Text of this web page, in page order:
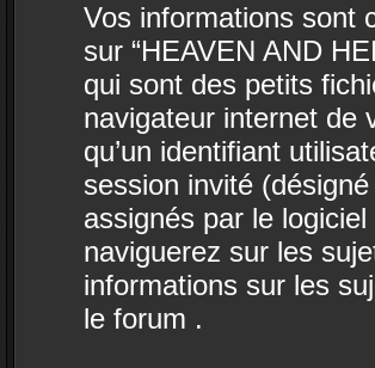
Vos informations sont
sur “HEAVEN AND
qui sont des petits
navigateur internet de
qu’un identifiant
session invité
assignés par le
naviguerez sur les
informations sur les
le forum .